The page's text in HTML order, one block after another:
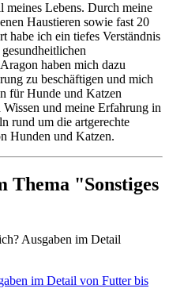
meines Lebens. Durch meine
Haustieren sowie fast 20
habe ich ein tiefes Verständnis
haben mich dazu
zu beschäftigen und mich
für Hunde und Katzen
und meine Erfahrung in
rund um die artgerechte
Hunden und Katzen.
Thema "Sonstiges
im Detail von Fut­ter bis